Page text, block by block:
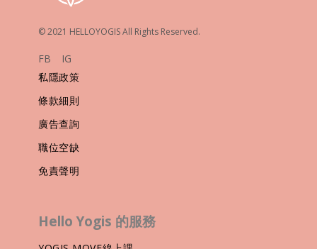
© 2021 HELLOYOGIS All Rights Reserved.
FB
IG
私隱政策
條款細則
廣告查詢
職位空缺
免責聲明
Hello Yogis 的服務